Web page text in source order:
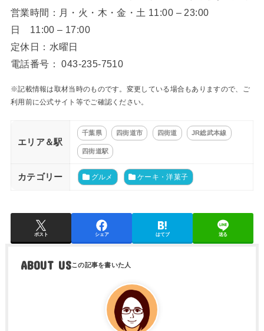
営業時間：月・火・木・金・土 11:00 – 23:00
日 11:00 – 17:00
定休日：水曜日
電話番号： 043-235-7510
※記載情報は取材当時のものです。変更している場合もありますので、ご
利用前に公式サイト等でご確認ください。
エリア＆駅
千葉県 四街道市 四街道 JR総武本線
四街道駅
カテゴリー グルメ ケーキ・洋菓子
ポスト シェア はてブ 送る
ABOUT US